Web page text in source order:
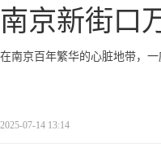
南京新街口
在南京百年繁华的心脏地带，
2025-07-14 13:14